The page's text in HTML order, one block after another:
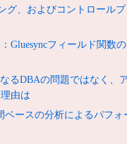
グ、およびコントロール
Gluesyncフィールド関数の
るDBAの問題ではなく、
由は
ベースの分析によるパフォ